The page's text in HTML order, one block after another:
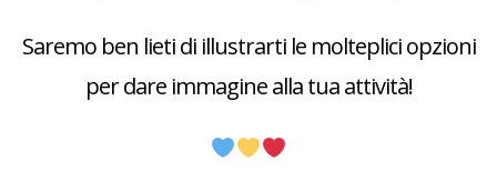
Saremo ben lieti di illustrarti le molteplici opzioni
per dare immagine alla tua attività!